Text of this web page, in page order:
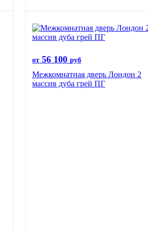
от 56 100 руб
Межкомнатная дверь Лондон 2
массив дуба грей ПГ